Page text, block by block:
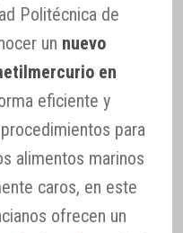
Politécnica de
un nuevo
en
eficiente y
para
alimentos marinos
caros, en este
ofrecen un